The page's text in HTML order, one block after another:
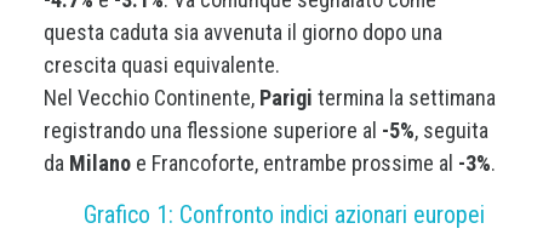
questa caduta sia avvenuta il giorno dopo una
crescita quasi equivalente.
Nel Vecchio Continente, Parigi termina la settimana
registrando una flessione superiore al -5%, seguita
da Milano e Francoforte, entrambe prossime al -3%.
Grafico 1: Confronto indici azionari europei